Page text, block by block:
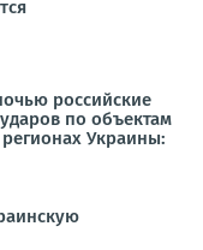
российские
по объектам
Украины: